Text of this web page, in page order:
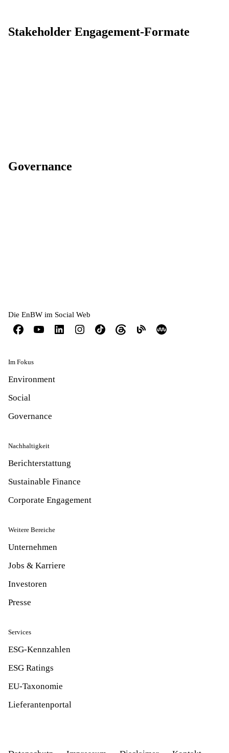
Stakeholder Engagement-Formate
Governance
Die EnBW im Social Web
Im Fokus
Environment
Social
Governance
Nachhaltigkeit
Berichterstattung
Sustainable Finance
Corporate Engagement
Weitere Bereiche
Unternehmen
Jobs & Karriere
Investoren
Presse
Services
ESG-Kennzahlen
ESG Ratings
EU-Taxonomie
Lieferantenportal